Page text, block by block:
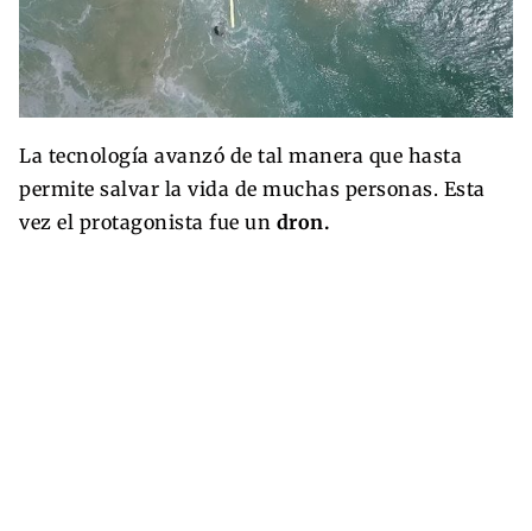
La tecnología avanzó de tal manera que hasta
permite salvar la vida de muchas personas. Esta
vez el protagonista fue un dron.